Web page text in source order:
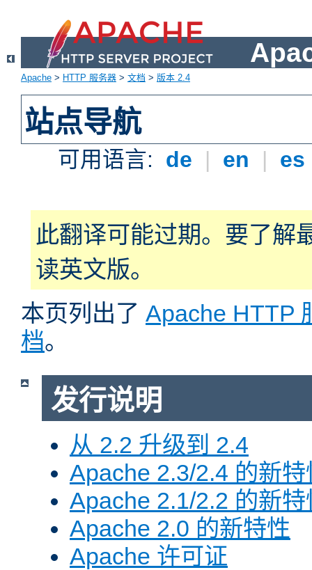
Apache > HTTP 服务器 > 文档 > 版本 2.4
站点导航
可用语言: de | en | es
此翻译可能过期。要了解
读英文版。
本页列出了 Apache HTTP
档。
发行说明
从 2.2 升级到 2.4
Apache 2.3/2.4 的新特
Apache 2.1/2.2 的新特
Apache 2.0 的新特性
Apache 许可证